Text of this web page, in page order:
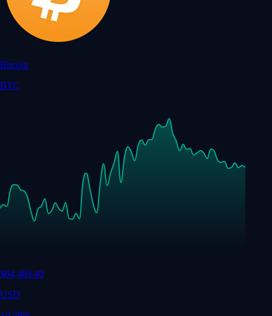
Bitcoin
BTC
$64,469.40
USD